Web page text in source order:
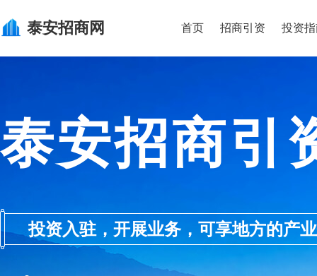
泰安招商网 首页 招商引资 投资
泰安招商引
投资入驻，开展业务，可享地方的产